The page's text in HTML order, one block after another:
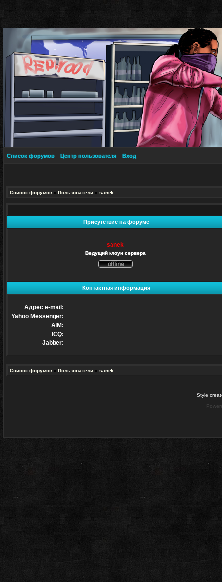
Список форумов Центр пользователя Вход
Список форумов » Пользователи » sanek
Присутствие на форуме
sanek
Ведущий клоун сервера
сети
Контактная информация
Адрес e-mail:
Yahoo Messenger:
AIM:
ICQ:
Jabber:
Список форумов » Пользователи » sanek
Style